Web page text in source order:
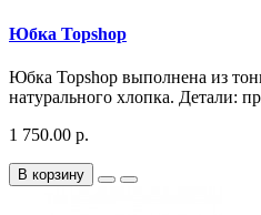
Юбка Topshop
Юбка Topshop выполнена из
натурального хлопка. Детали:
1 750.00 р.
В корзину